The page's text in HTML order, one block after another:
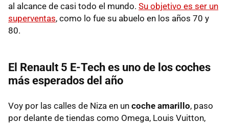
al alcance de casi todo el mundo. Su objetivo es ser un
superventas, como lo fue su abuelo en los años 70 y
80.
El Renault 5 E-Tech es uno de los coches
más esperados del año
Voy por las calles de Niza en un coche amarillo, paso
por delante de tiendas como Omega, Louis Vuitton,